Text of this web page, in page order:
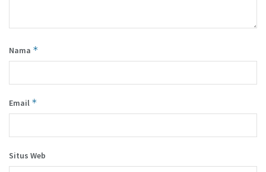
Nama *
Email *
Situs Web